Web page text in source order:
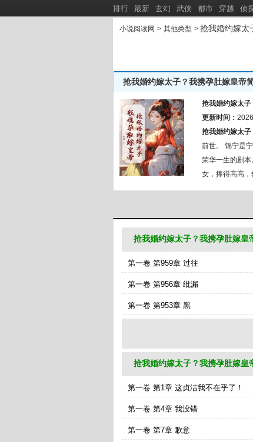
小说阅读网 > 其他类型 > 抢我婚约嫁太
抢我婚约嫁太子？我携孕肚嫁皇帝
抢我婚约嫁太
更新时间：
抢我婚约嫁太
前世。 锦宁是
荣华一生的剧
女，捧得高高
中，看到那人
册位诏书。 她
缓缓归作品集：
新书推荐： 流窜
三岁半糖包一开口，全军区泪崩了[新
纯情
娇娇废雌超会哭，兽校F5掐腰哄[新]
重生
抢我婚约嫁太子？我携孕肚嫁皇
第一卷 第959章 过往
第一卷 第956章 纰漏
第一卷 第953章 黑
抢我婚约嫁太子？我携孕肚嫁
第一卷 第1章 这贞洁我不在乎了！
第一卷 第4章 我没错
第一卷 第7章 歉意
排行 最新 玄幻 武侠 都市 穿越 侦